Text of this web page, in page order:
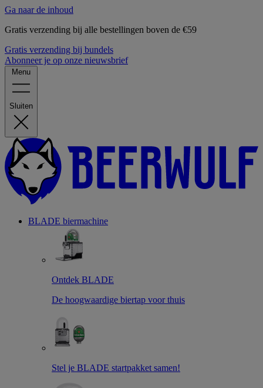
Ga naar de inhoud
Gratis verzending bij alle bestellingen boven de €59
Gratis verzending bij bundels
Abonneer je op onze nieuwsbrief
Menu
Sluiten
BLADE biermachine
Ontdek BLADE
De hoogwaardige biertap voor thuis
Stel je BLADE startpakket samen!